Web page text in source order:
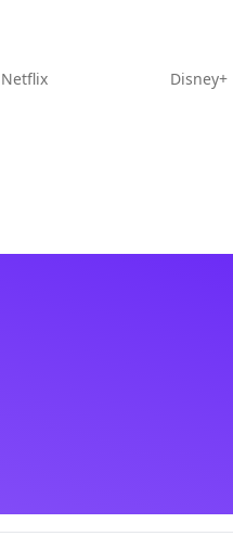
Netflix Disney+